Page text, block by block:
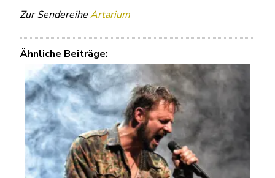
Zur SendereiheArtarium
Ähnliche Beiträge: